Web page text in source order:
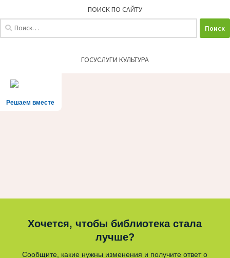
ПОИСК ПО САЙТУ
ГОСУСЛУГИ КУЛЬТУРА
Решаем вместе
Хочется, чтобы библиотека стала
лучше?
Сообщите, какие нужны изменения и получите ответ о